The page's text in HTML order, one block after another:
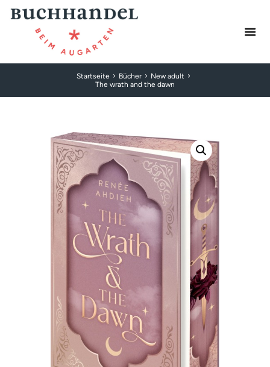
Startseite Bücher
New adult
The wrath and the dawn